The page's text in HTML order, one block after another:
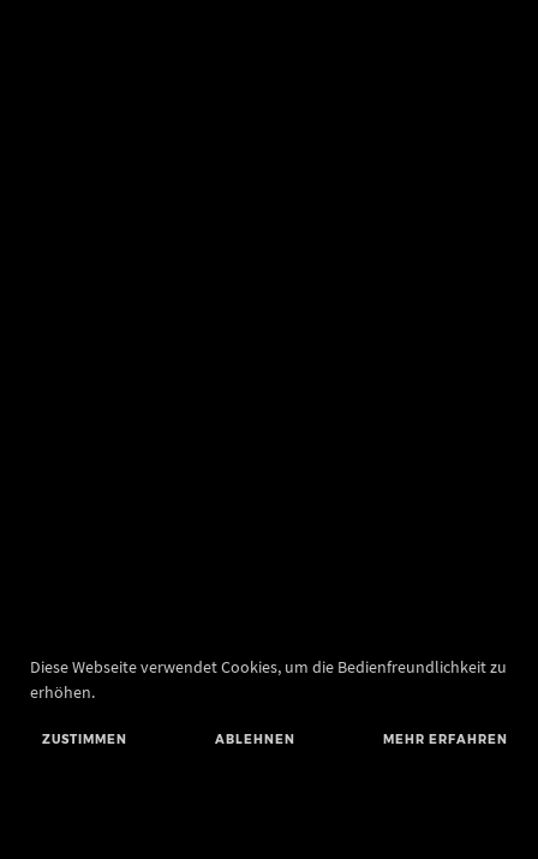
Diese Webseite verwendet Cookies, um die Bedienfreundlichkeit zu
erhöhen.
ZUSTIMMEN ABLEHNEN MEHR ERFAHREN